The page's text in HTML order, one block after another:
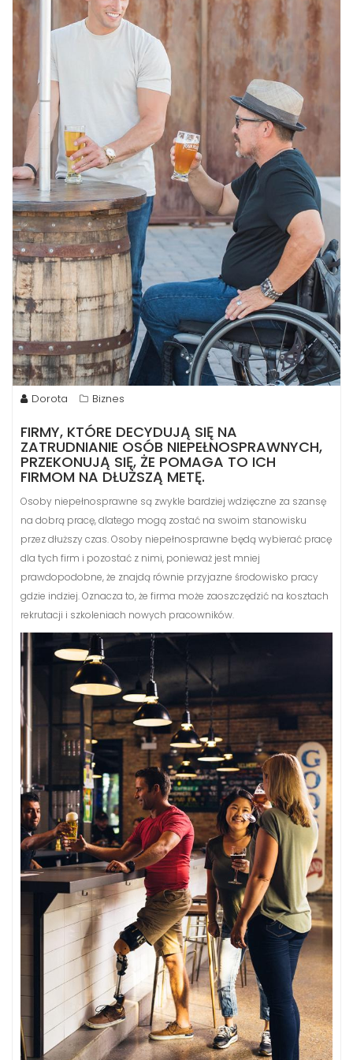
Dorota Biznes
FIRMY, KTÓRE DECYDUJĄ SIĘ NA
ZATRUDNIANIE OSÓB NIEPEŁNOSPRAWNYCH,
PRZEKONUJĄ SIĘ, ŻE POMAGA TO ICH
FIRMOM NA DŁUŻSZĄ METĘ.
Osoby niepełnosprawne są zwykle bardziej wdzięczne za szansę
na dobrą pracę, dlatego mogą zostać na swoim stanowisku
przez dłuższy czas. Osoby niepełnosprawne będą wybierać pracę
dla tych firm i pozostać z nimi, ponieważ jest mniej
prawdopodobne, że znajdą równie przyjazne środowisko pracy
gdzie indziej. Oznacza to, że firma może zaoszczędzić na kosztach
rekrutacji i szkoleniach nowych pracowników.